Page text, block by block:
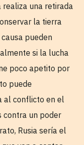
realiza una retirada
la tierra
pueden
si la lucha
poco apetito por
puede
al conflicto en el
contra un poder
Rusia sería el